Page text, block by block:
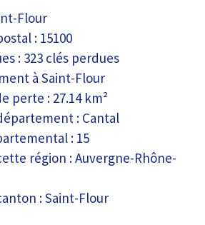
Flour
: 15100
: 323 clés perdues
à Saint-Flour
perte : 27.14 km²
: Cantal
: 15
région : Auvergne-Rhône-
: Saint-Flour